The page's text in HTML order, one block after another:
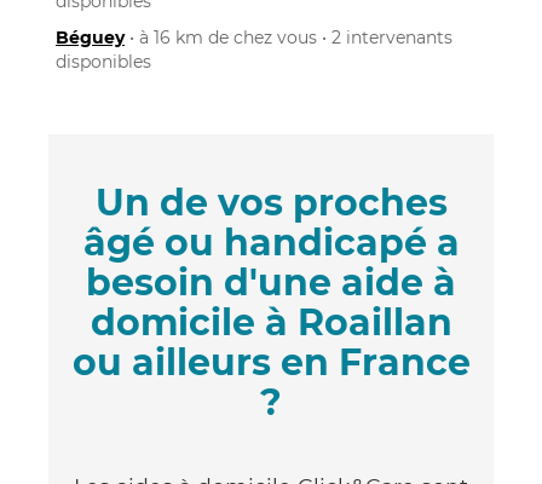
Béguey• à 16 km de chez vous • 2 intervenants
disponibles
Un de vos proches
âgé ou handicapé a
besoin d'une aide à
domicile à Roaillan
ou ailleurs en France
?